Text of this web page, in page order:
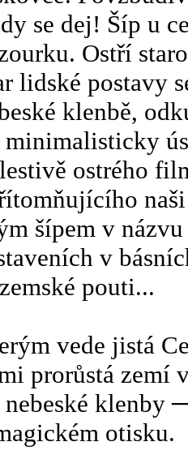
se dej! Šíp u
Ostří
lidské postavy
klenbě,
minimalisticky
ostrého
šípem v
v
pouti...
vede jistá
prorůstá zemí
nebeské klenby
otisku.